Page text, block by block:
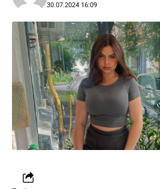
30.07.2024 16:09